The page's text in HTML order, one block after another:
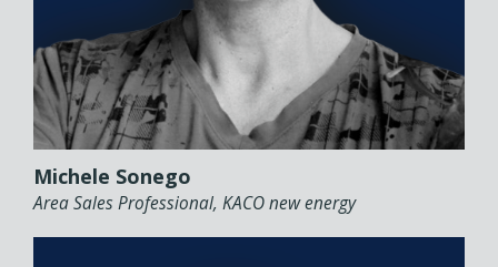
Michele Sonego
Area Sales Professional, KACO new energy